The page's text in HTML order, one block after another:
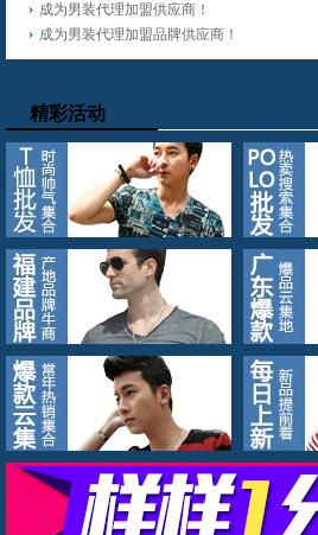
成为男装代理加盟供应商！
成为男装代理加盟品牌供应商！
精彩活动